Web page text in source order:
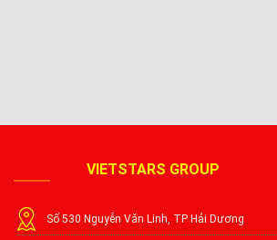
VIETSTARS GROUP
Số 530 Nguyễn Văn Linh, TP Hải Dương